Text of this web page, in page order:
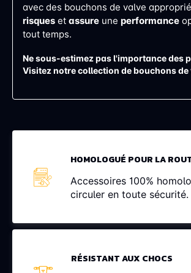
avec des bouchons de valve
risques et assure une performance
tout temps.
Ne sous-estimez pas l'importance des
Visitez notre collection de bouchons de
HOMOLOGUÉ POUR LA
Accessoires 100%
circuler en toute sécurité.
RÉSISTANT AUX CHOCS